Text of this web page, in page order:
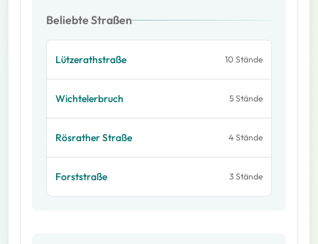
Beliebte Straßen
Lützerathstraße 10 Stände
Wichtelerbruch 5 Stände
RösratherStraße 4 Stände
Forststraße 3 Stände